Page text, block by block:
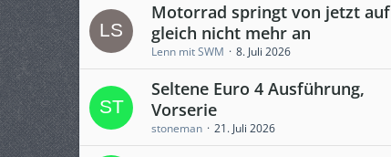
Motorrad springt von jetzt auf
gleich nicht mehr an
Lenn mit SWM 8. Juli 2026
Seltene Euro 4 Ausführung,
Vorserie
stoneman 21. Juli 2026